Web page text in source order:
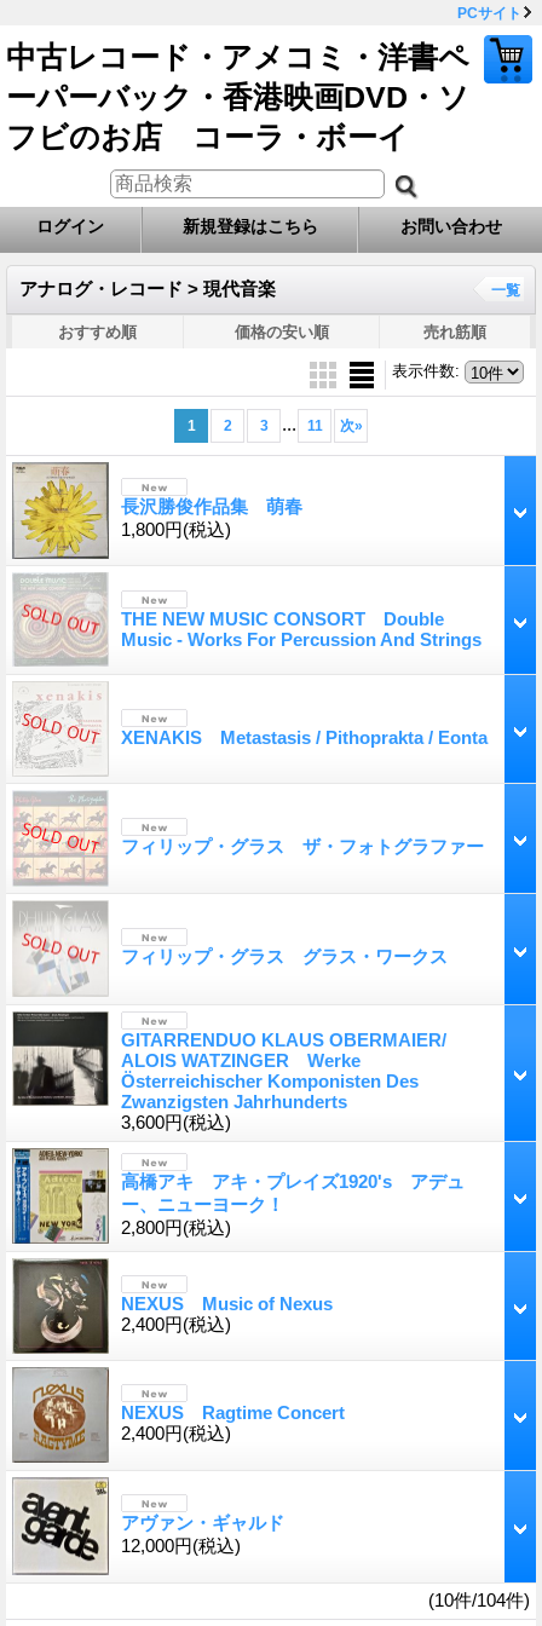
PCサイト
中古レコード・アメコミ・洋書ペ
ーパーバック・香港映画DVD・ソ
フビのお店 コーラ・ボーイ
ログイン 新規登録はこちら お問い合わせ
アナログ・レコード > 現代音楽 一覧
おすすめ順 価格の安い順 売れ筋順
表示件数:
1 2 3 ... 11 次»
長沢勝俊作品集 萌春
1,800円(税込)
THE NEW MUSIC CONSORT Double
Music - Works For Percussion And Strings
XENAKIS Metastasis / Pithoprakta / Eonta
フィリップ・グラス ザ・フォトグラファー
フィリップ・グラス グラス・ワークス
GITARRENDUO KLAUS OBERMAIER/
ALOIS WATZINGER Werke
Österreichischer Komponisten Des
Zwanzigsten Jahrhunderts
3,600円(税込)
高橋アキ アキ・プレイズ1920's アデュ
ー、ニューヨーク！
2,800円(税込)
NEXUS Music of Nexus
2,400円(税込)
NEXUS Ragtime Concert
2,400円(税込)
アヴァン・ギャルド
12,000円(税込)
(10件/104件)